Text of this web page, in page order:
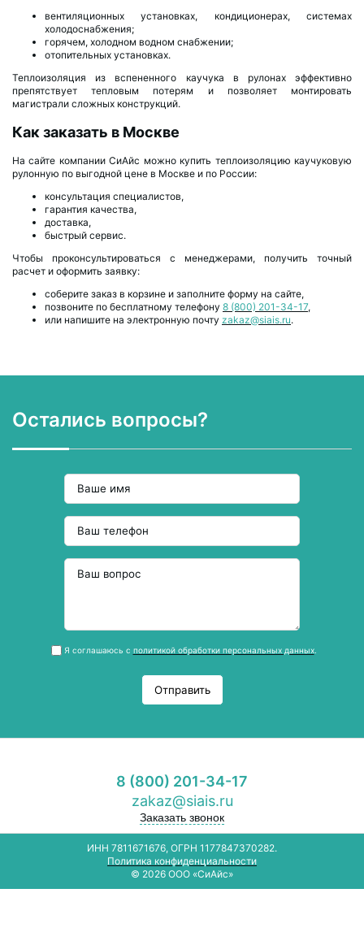
вентиляционных установках, кондиционерах, системах
холодоснабжения;
горячем, холодном водном снабжении;
отопительных установках.
Теплоизоляция из вспененного каучука в рулонах эффективно
препятствует тепловым потерям и позволяет монтировать
магистрали сложных конструкций.
Как заказать в Москве
На сайте компании СиАйс можно купить теплоизоляцию каучуковую
рулонную по выгодной цене в Москве и по России:
консультация специалистов,
гарантия качества,
доставка,
быстрый сервис.
Чтобы проконсультироваться с менеджерами, получить точный
расчет и оформить заявку:
соберите заказ в корзине и заполните форму на сайте,
позвоните по бесплатному телефону 8 (800) 201-34-17,
или напишите на электронную почту zakaz@siais.ru.
Остались вопросы?
Я соглашаюсь с политикой обработки персональных данных.
Отправить
8 (800) 201-34-17
zakaz@siais.ru
Заказать звонок
ИНН 7811671676, ОГРН 1177847370282.
Политика конфиденциальности
© 2026 ООО «СиАйс»